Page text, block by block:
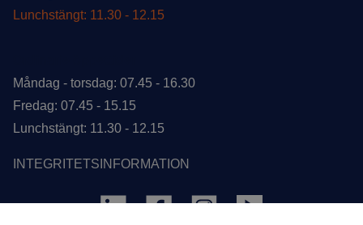
Lunchstängt: 11.30 - 12.15
Måndag - torsdag: 07.45 - 16.30
Fredag: 07.45 - 15.15
Lunchstängt: 11.30 - 12.15
INTEGRITETSINFORMATION